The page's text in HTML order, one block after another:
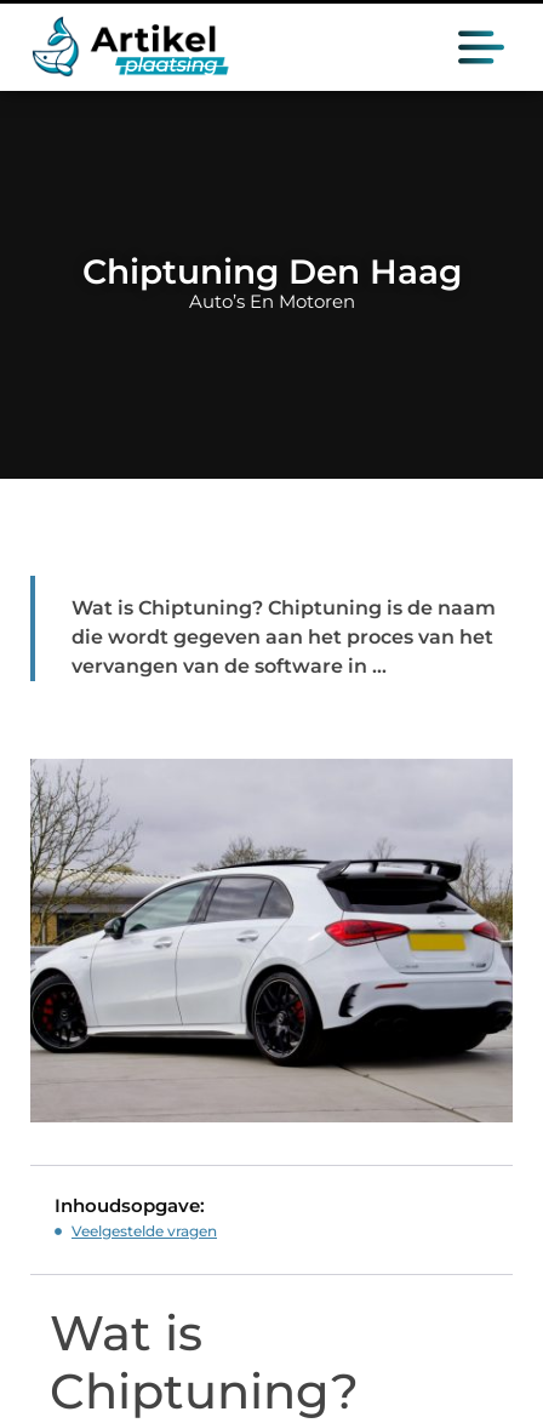
Chiptuning Den Haag
Auto’s En Motoren
Wat is Chiptuning? Chiptuning is de naam
die wordt gegeven aan het proces van het
vervangen van de software in ...
Inhoudsopgave:
Veelgestelde vragen
Wat is
Chiptuning?